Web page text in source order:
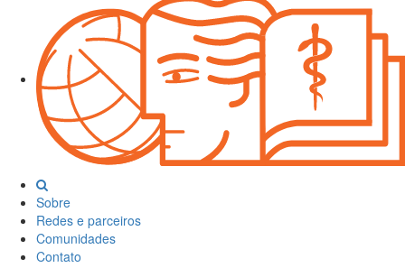
Sobre
Redes e parceiros
Comunidades
Contato